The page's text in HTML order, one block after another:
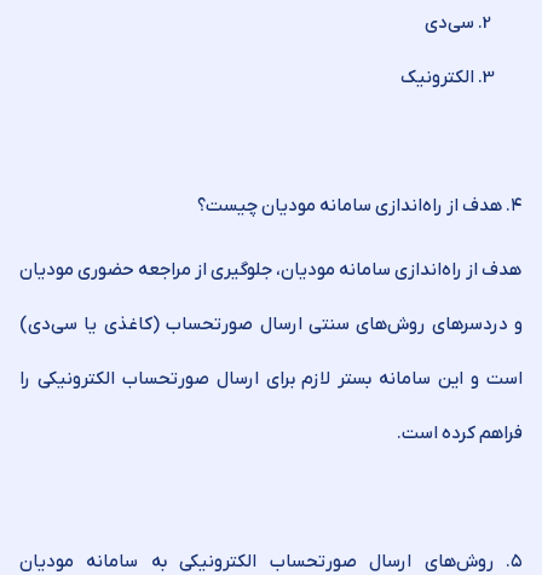
سی‌دی
الکترونیک
۴. هدف از راه‌اندازی سامانه مودیان چیست؟
هدف از راه‌اندازی سامانه مودیان، جلوگیری از مراجعه حضوری مودیان
و دردسرهای روش‌های سنتی ارسال صورتحساب (کاغذی یا سی‌دی)
است و این سامانه بستر لازم برای ارسال صورتحساب الکترونیکی را
فراهم کرده است.
۵. روش‌های ارسال صورتحساب الکترونیکی به سامانه مودیان